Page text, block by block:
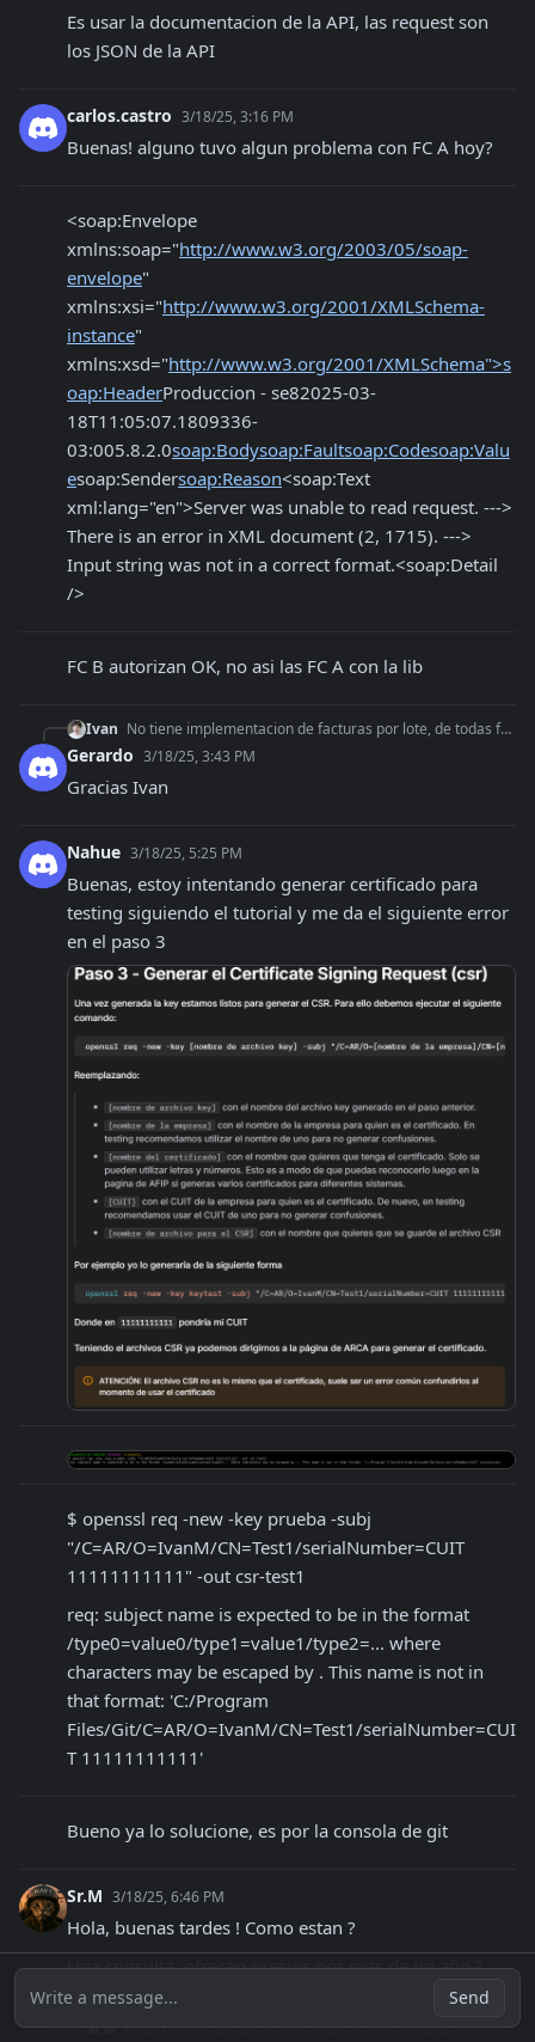
Es usar la documentacion de la API, las request son
los JSON de la API
carlos.castro 3/18/25, 3:16 PM
Buenas! alguno tuvo algun problema con FC A hoy?
<soap:Envelope
xmlns:soap="http://www.w3.org/2003/05/soap-
envelope"
xmlns:xsi="http://www.w3.org/2001/XMLSchema-
instance"
xmlns:xsd="http://www.w3.org/2001/XMLSchema">s
oap:HeaderProduccion - se82025-03-
18T11:05:07.1809336-
03:005.8.2.0soap:Bodysoap:Faultsoap:Codesoap:Valu
esoap:Sendersoap:Reason<soap:Text
xml:lang="en">Server was unable to read request. --->
There is an error in XML document (2, 1715). --->
Input string was not in a correct format.<soap:Detail
/>
FC B autorizan OK, no asi las FC A con la lib
Ivan No tiene implementacion de facturas por lote, de todas formas podes enviarlas una por una en un bucle.
Gerardo 3/18/25, 3:43 PM
Gracias Ivan
Nahue 3/18/25, 5:25 PM
Buenas, estoy intentando generar certificado para
testing siguiendo el tutorial y me da el siguiente error
en el paso 3
$ openssl req -new -key prueba -subj
"/C=AR/O=IvanM/CN=Test1/serialNumber=CUIT
11111111111" -out csr-test1
req: subject name is expected to be in the format
/type0=value0/type1=value1/type2=... where
characters may be escaped by . This name is not in
that format: 'C:/Program
Files/Git/C=AR/O=IvanM/CN=Test1/serialNumber=CUI
T 11111111111'
Bueno ya lo solucione, es por la consola de git
Sr.M 3/18/25, 6:46 PM
Hola, buenas tardes ! Como estan ?
Una consulta, ofrecen precios por mas de un año ?
Sr.M Hola, buenas tardes ! Como estan ? Una consulta, ofrecen precios por mas de un año ?
Write a message... Send